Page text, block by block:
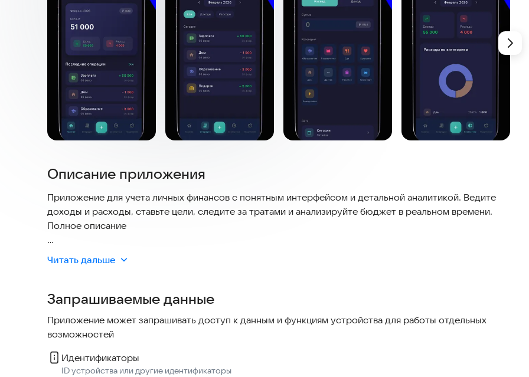
Описание приложения
Приложение для учета личных финансов с понятным интерфейсом и детальной аналитикой. Ведите
доходы и расходы, ставьте цели, следите за тратами и анализируйте бюджет в реальном времени.
Полное описание
Основные возможности
- Разделение по категориям
- Полная история операций
- Учет нескольких кошельков и счетов
- Постановка и отслеживание финансовых целей с прогрессом
- Графики и отчеты по дням, неделям, месяцам
- Анализ трат по категориям и тренды
Читать дальше
Запрашиваемые данные
Приложение может запрашивать доступ к данным и функциям устройства для работы отдельных
возможностей
Идентификаторы
ID устройства или другие идентификаторы